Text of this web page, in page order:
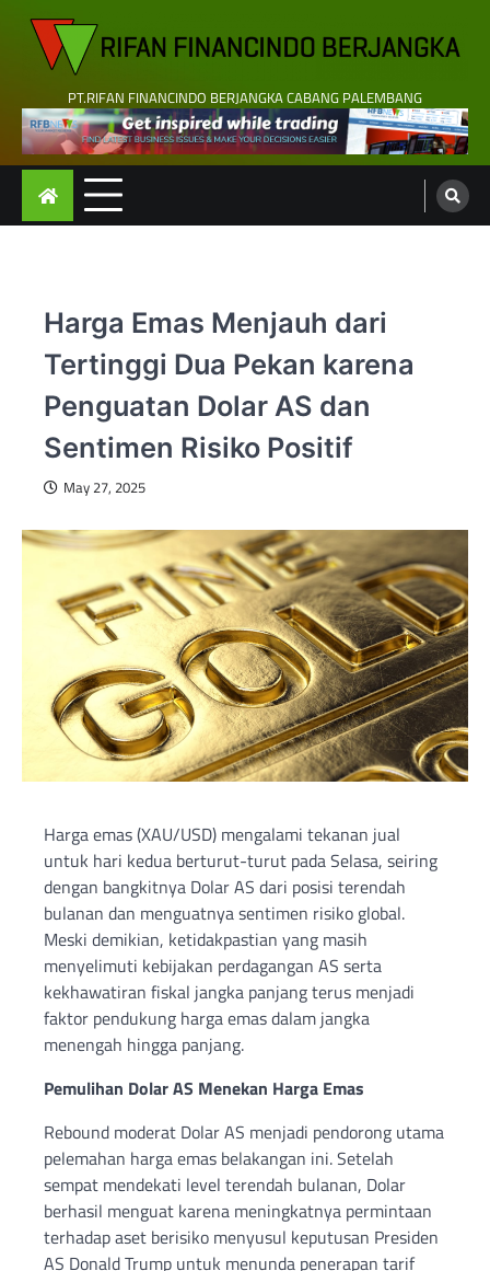
content
PT.RIFAN FINANCINDO BERJANGKA CABANG PALEMBANG
Harga Emas Menjauh dari
Tertinggi Dua Pekan karena
Penguatan Dolar AS dan
Sentimen Risiko Positif
May 27, 2025
Harga emas (XAU/USD) mengalami tekanan jual
untuk hari kedua berturut-turut pada Selasa, seiring
dengan bangkitnya Dolar AS dari posisi terendah
bulanan dan menguatnya sentimen risiko global.
Meski demikian, ketidakpastian yang masih
menyelimuti kebijakan perdagangan AS serta
kekhawatiran fiskal jangka panjang terus menjadi
faktor pendukung harga emas dalam jangka
menengah hingga panjang.
Pemulihan Dolar AS Menekan Harga Emas
Rebound moderat Dolar AS menjadi pendorong utama
pelemahan harga emas belakangan ini. Setelah
sempat mendekati level terendah bulanan, Dolar
berhasil menguat karena meningkatnya permintaan
terhadap aset berisiko menyusul keputusan Presiden
AS Donald Trump untuk menunda penerapan tarif